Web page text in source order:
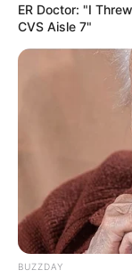
ดวงรายวัน 2 กันยา
2 ก.ย. 2022
ER Doctor: "I
CVS Aisle 7"
BUZZDAY